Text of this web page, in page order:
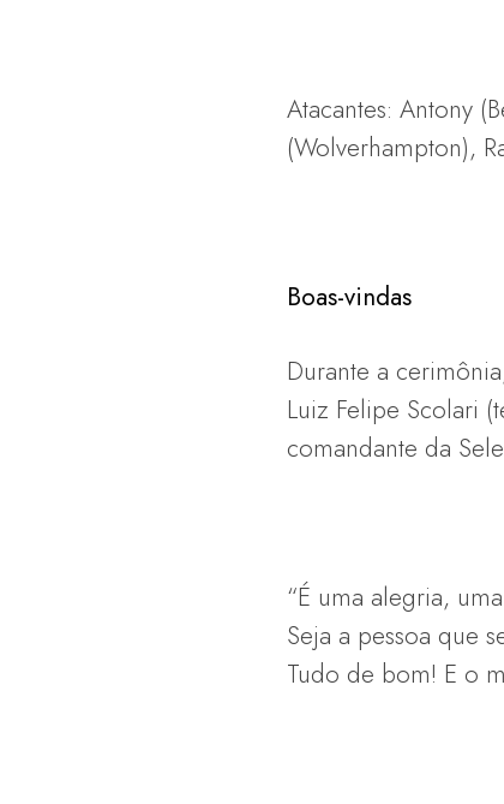
Atacantes: Antony
(Wolverhampton),
Boas-vindas
Durante a
Luiz Felipe Scolari
comandante da
“É uma alegria,
Seja a pessoa que
Tudo de bom! E o